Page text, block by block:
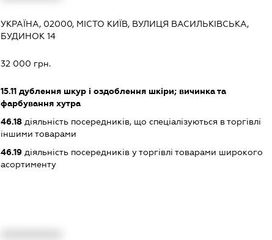
УКРАЇНА, 02000, МІСТО КИЇВ, ВУЛИЦЯ ВАСИЛЬКІВСЬКА,
БУДИНОК 14
32 000 грн.
15.11дублення шкур і оздоблення шкіри; вичинка та
фарбування хутра
46.18діяльність посередників, що спеціалізуються в торгівлі
іншими товарами
46.19діяльність посередників у торгівлі товарами широкого
асортименту